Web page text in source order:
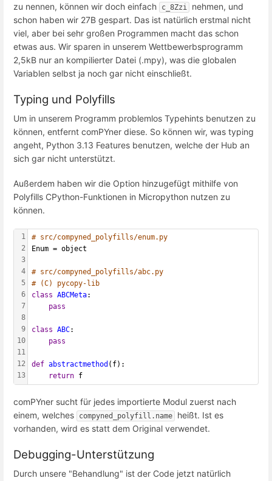
zu nennen, können wir doch einfach c_8Zzi
nehmen, und
schon haben wir 27B gespart. Das ist natürlich erstmal nicht
viel, aber bei sehr großen Programmen macht das schon
etwas aus. Wir sparen in unserem Wettbewerbsprogramm
2,5kB nur an kompilierter Datei (.mpy), was die globalen
Variablen selbst ja noch gar nicht einschließt.
Typing und Polyfills
Um in unserem Programm problemlos Typehints benutzen zu
können, entfernt comPYner diese. So können wir, was typing
angeht, Python 3.13 Features benutzen, welche der Hub an
sich gar nicht unterstützt.
Außerdem haben wir die Option hinzugefügt mithilfe von
Polyfills CPython-Funktionen in Micropython nutzen zu
können.
1
2
3
4
5
6
7
8
9
10
11
12
13
# src/compyned_polyfills/enum.py
Enum = object
# src/compyned_polyfills/abc.py
# (C) pycopy-lib
class ABCMeta:
pass
class ABC:
pass
def abstractmethod (f):
return f
comPYner sucht für jedes importierte Modul zuerst nach
einem, welches
compyned_polyfill.name
heißt. Ist es
vorhanden, wird es statt dem Original verwendet.
Debugging-Unterstützung
Durch unsere "Behandlung" ist der Code jetzt natürlich